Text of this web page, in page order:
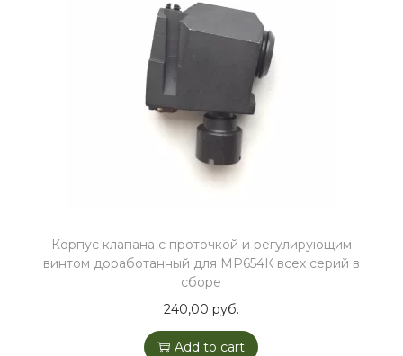
Корпус клапана с проточкой и регулирующим
винтом доработанный для МР654К всех серий в
сборе
240,00 руб.
Add to cart